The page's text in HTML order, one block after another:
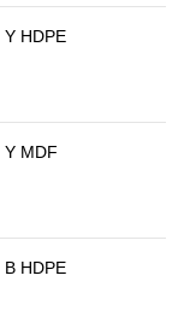
HDPE
MDF
HDPE